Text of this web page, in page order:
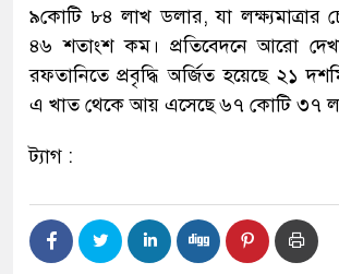
৯কোটি ৮৪ লাখ ডলার, যা লক্ষ্যমাত্রার
৪৬ শতাংশ কম। প্রতিবেদনে আরো
রফতানিতে প্রবৃদ্ধি অর্জিত হয়েছে ২১
এ খাত থেকে আয় এসেছে ৬৭ কোটি ৩৭
ট্যাগ :